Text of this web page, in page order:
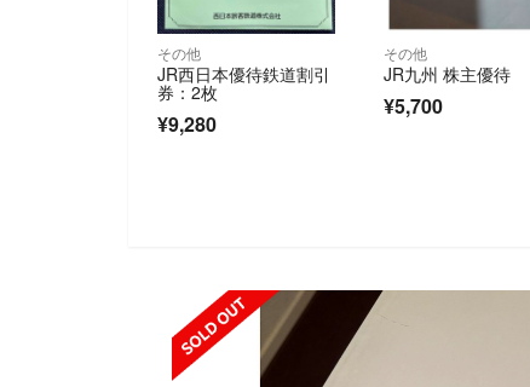
その他
JR西日本優待鉄道割引
券：2枚
¥9,280
その他
JR九州 株主優待
¥5,700
SOLD OUT